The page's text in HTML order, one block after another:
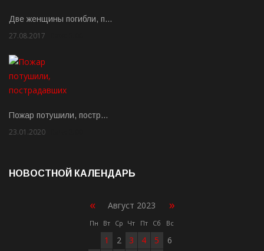
Две женщины погибли, п…
27.08.2017
Пожар потушили, постр…
23.01.2020
НОВОСТНОЙ КАЛЕНДАРЬ
« Август 2023 »
Пн Вт Ср Чт Пт Сб Вс
1 2 3 4 5
6